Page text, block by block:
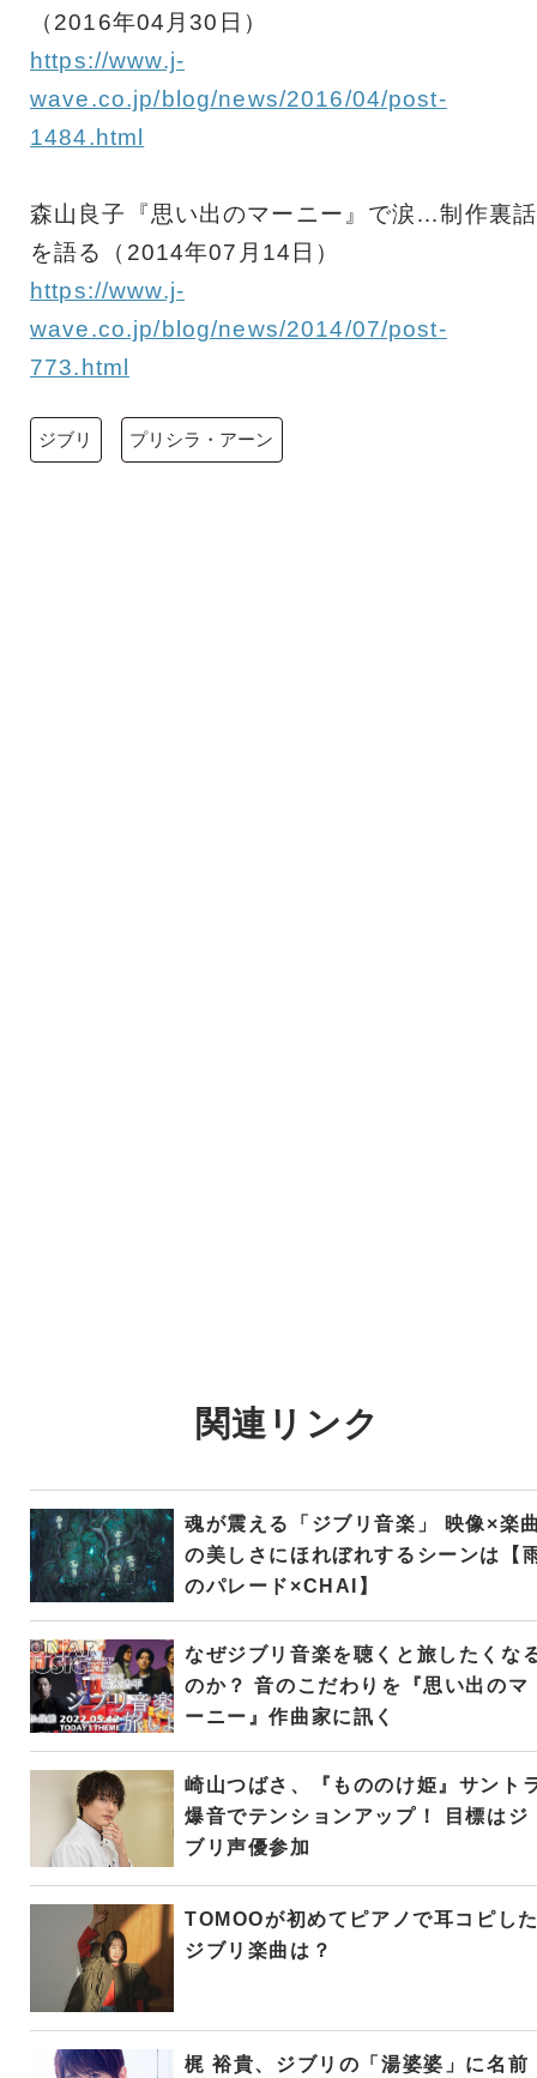
（2016年04月30日）
https://www.j-
wave.co.jp/blog/news/2016/04/post-
1484.html
森山良子『思い出のマーニー』で涙…制作裏話
を語る（2014年07月14日）
https://www.j-
wave.co.jp/blog/news/2014/07/post-
773.html
ジブリ プリシラ・アーン
関連リンク
魂が震える「ジブリ音楽」 映像×楽
の美しさにほれぼれするシーンは【
のパレード×CHAI】
なぜジブリ音楽を聴くと旅したくな
のか？ 音のこだわりを『思い出のマ
ーニー』作曲家に訊く
崎山つばさ、『もののけ姫』サント
爆音でテンションアップ！ 目標はジ
ブリ声優参加
TOMOOが初めてピアノで耳コピし
ジブリ楽曲は？
梶 裕貴、ジブリの「湯婆婆」に名前